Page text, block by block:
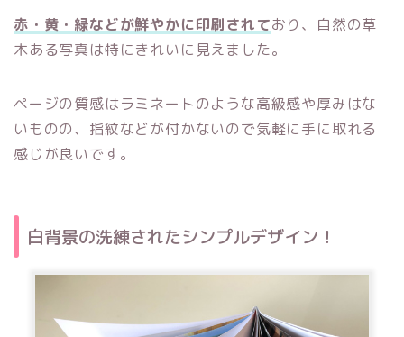
赤・黄・緑などが鮮やかに印刷されており、自然の草
木ある写真は特にきれいに見えました。
ページの質感はラミネートのような高級感や厚みはな
いものの、指紋などが付かないので気軽に手に取れる
感じが良いです。
白背景の洗練されたシンプルデザイン！